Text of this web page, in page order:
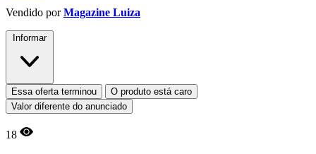
Vendido porMagazine Luiza
Informar
Essa oferta terminou
O produto está caro
Valor diferente do anunciado
18